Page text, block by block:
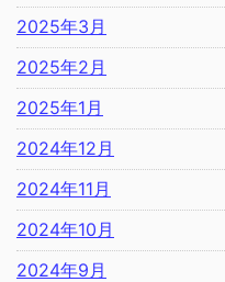
2025年3月
2025年2月
2025年1月
2024年12月
2024年11月
2024年10月
2024年9月